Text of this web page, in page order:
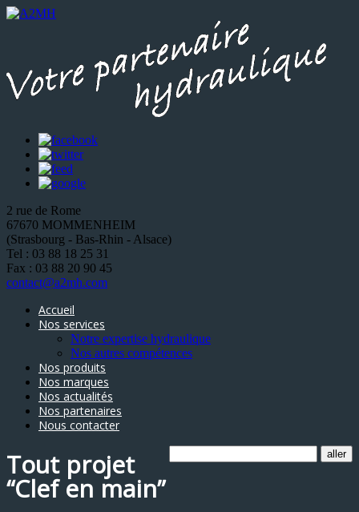
2 rue de Rome
67670 MOMMENHEIM
(Strasbourg - Bas-Rhin - Alsace)
Tel : 03 88 18 25 31
Fax : 03 88 20 90 45
contact@a2mh.com
Accueil
Nos services
Notre expertise hydraulique
Nos autres compétences
Nos produits
Nos marques
Nos actualités
Nos partenaires
Nous contacter
Tout projet
“Clef en main”